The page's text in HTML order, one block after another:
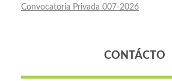
Convocatoria Privada 007-2026
CONTÁCTO